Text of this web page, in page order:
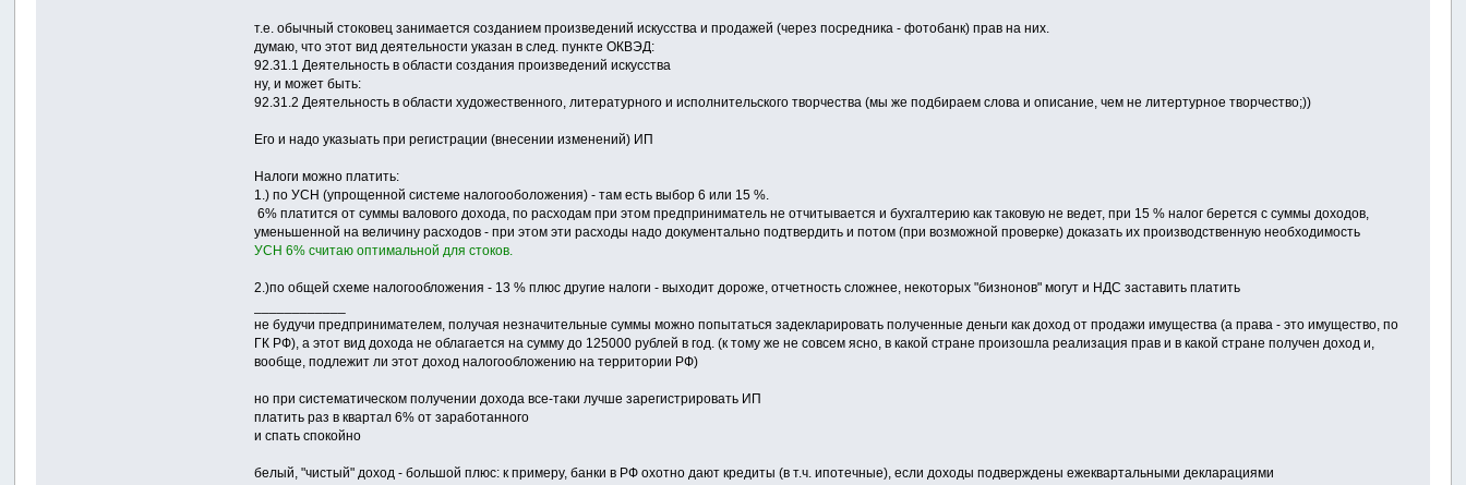
т.е. обычный стоковец занимается созданием произведений искусства и продажей (через посредника - фотобанк) прав на них.
думаю, что этот вид деятельности указан в след. пункте ОКВЭД:
92.31.1 Деятельность в области создания произведений искусства
ну, и может быть:
92.31.2 Деятельность в области художественного, литературного и исполнительского творчества (мы же подбираем слова и описание, чем не литертурное творчество;))
Его и надо указыать при регистрации (внесении изменений) ИП
Налоги можно платить:
1.) по УСН (упрощенной системе налогооболожения) - там есть выбор 6 или 15 %.
6% платится от суммы валового дохода, по расходам при этом предприниматель не отчитывается и бухгалтерию как таковую не ведет, при 15 % налог берется с суммы доходов,
уменьшенной на величину расходов - при этом эти расходы надо документально подтвердить и потом (при возможной проверке) доказать их производственную необходимость
УСН 6% считаю оптимальной для стоков.
2.)по общей схеме налогообложения - 13 % плюс другие налоги - выходит дороже, отчетность сложнее, некоторых "бизнонов" могут и НДС заставить платить
не будучи предпринимателем, получая незначительные суммы можно попытаться задекларировать полученные деньги как доход от продажи имущества (а права - это имущество, по
ГК РФ), а этот вид дохода не облагается на сумму до 125000 рублей в год. (к тому же не совсем ясно, в какой стране произошла реализация прав и в какой стране получен доход и,
вообще, подлежит ли этот доход налогообложению на территории РФ)
но при систематическом получении дохода все-таки лучше зарегистрировать ИП
платить раз в квартал 6% от заработанного
и спать спокойно
белый, "чистый" доход - большой плюс: к примеру, банки в РФ охотно дают кредиты (в т.ч. ипотечные), если доходы подверждены ежеквартальными декларациями